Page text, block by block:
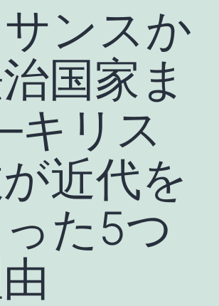
ンスか
国家ま
キリス
が近代を
た5つ